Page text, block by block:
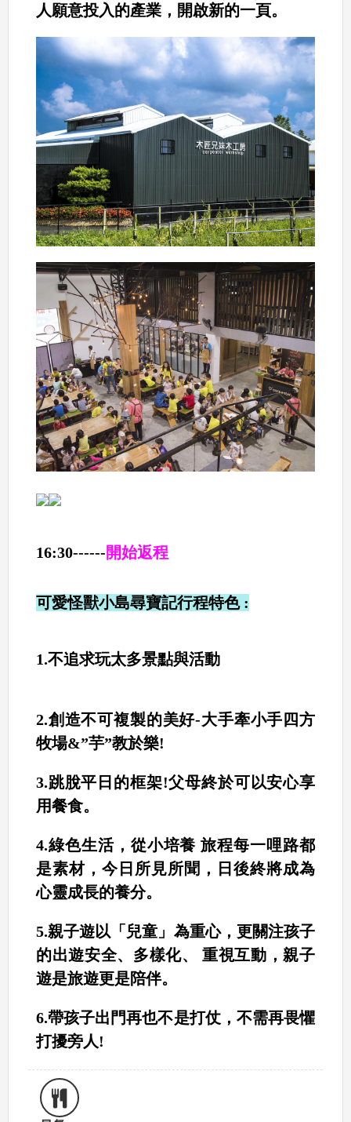
人願意投入的產業，開啟新的一頁。
16:30------開始返程
可愛怪獸小島尋寶記行程特色 :
1.不追求玩太多景點與活動
2.創造不可複製的美好-大手牽小手四方
牧場&”芋”教於樂!
3.跳脫平日的框架!父母終於可以安心享
用餐食。
4.綠色生活，從小培養 旅程每一哩路都
是素材，今日所見所聞，日後終將成為
心靈成長的養分。
5.親子遊以「兒童」為重心，更關注孩子
的出遊安全、多樣化、 重視互動，親子
遊是旅遊更是陪伴。
6.帶孩子出門再也不是打仗，不需再畏懼
打擾旁人!